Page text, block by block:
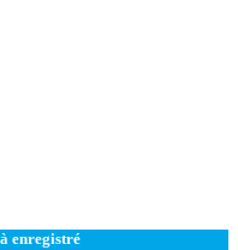
enregistré